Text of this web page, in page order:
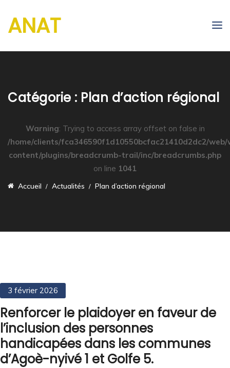
ANAT
Catégorie : Plan d’action régional
Warning: Trying to access array offset on false in
/home/clients/fca346590f1d10550bcfac21410d2dc2/
content/plugins/breadcrumb-trail/inc/breadcrumbs.php
on line 1041
Accueil Actualités Plan d’action régional
3 février 2026
Renforcer le plaidoyer en faveur de
l’inclusion des personnes
handicapées dans les communes
d’Agoè-nyivé 1 et Golfe 5.